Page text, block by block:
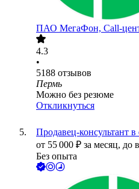
ПАО МегаФон, Call-
4.3
•
5188 отзывов
Пермь
Можно без резюме
Откликнуться
Продавец-консультант в
от 55 000 ₽ за месяц, до
Без опыта